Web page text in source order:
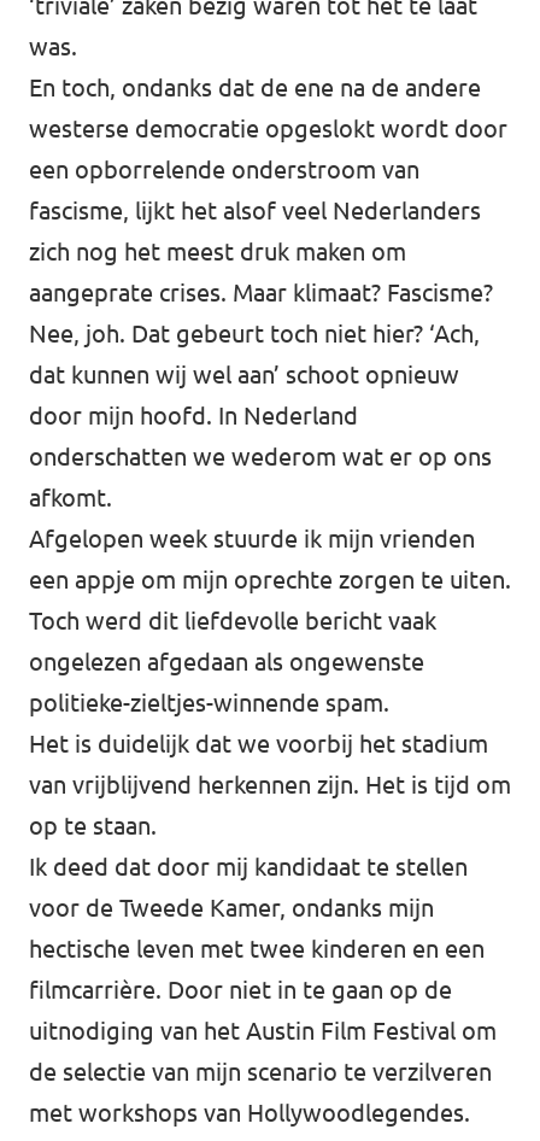
was.
En toch, ondanks dat de ene na de andere
westerse democratie opgeslokt wordt door
een opborrelende onderstroom van
fascisme, lijkt het alsof veel Nederlanders
zich nog het meest druk maken om
aangeprate crises. Maar klimaat? Fascisme?
Nee, joh. Dat gebeurt toch niet hier? ‘Ach,
dat kunnen wij wel aan’ schoot opnieuw
door mijn hoofd. In Nederland
onderschatten we wederom wat er op ons
afkomt.
Afgelopen week stuurde ik mijn vrienden
een appje om mijn oprechte zorgen te uiten.
Toch werd dit liefdevolle bericht vaak
ongelezen afgedaan als ongewenste
politieke-zieltjes-winnende spam.
Het is duidelijk dat we voorbij het stadium
van vrijblijvend herkennen zijn. Het is tijd om
op te staan.
Ik deed dat door mij kandidaat te stellen
voor de Tweede Kamer, ondanks mijn
hectische leven met twee kinderen en een
filmcarrière. Door niet in te gaan op de
uitnodiging van het Austin Film Festival om
de selectie van mijn scenario te verzilveren
met workshops van Hollywoodlegendes.